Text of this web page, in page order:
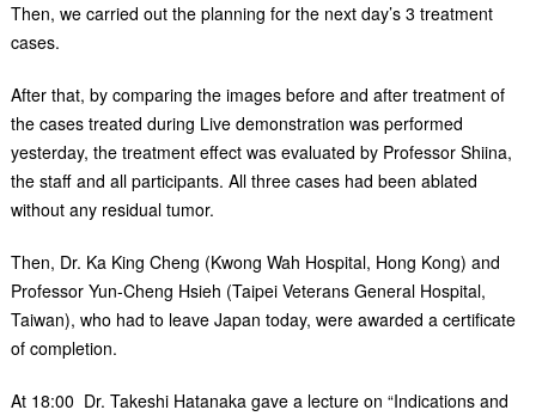
Then, we carried out the planning for the next day’s 3 treatment
cases.
After that, by comparing the images before and after treatment of
the cases treated during Live demonstration was performed
yesterday, the treatment effect was evaluated by Professor Shiina,
the staff and all participants. All three cases had been ablated
without any residual tumor.
Then, Dr. Ka King Cheng (Kwong Wah Hospital, Hong Kong) and
Professor Yun-Cheng Hsieh (Taipei Veterans General Hospital,
Taiwan), who had to leave Japan today, were awarded a certificate
of completion.
At 18:00 Dr. Takeshi Hatanaka gave a lecture on “Indications and